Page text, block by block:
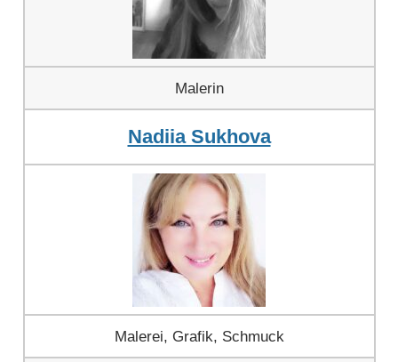
Malerin
Nadiia Sukhova
Malerei, Grafik, Schmuck